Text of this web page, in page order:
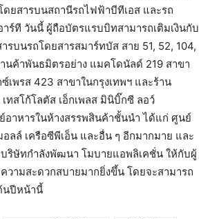
ยสารบนสถานีรถไฟฟ้าบีทีเอส และรถ
ร์ที วันนี้ ผู้ถือบัตรแรบบิทสามารถเติมเงินกับ
รบนรถโดยสารสมาร์ทบัส สาย 51, 52, 104,
านค้าพันธมิตรอย่าง แมคโดนัลด์ 219 สาขา
ซ์เพรส 423 สาขาในกรุงเทพฯ และร้าน
ทสโก้โลตัส เอ็กเพลส มินิบิ๊กซี ลอว์
อาหารในห้างสรรพสินค้าชั้นนำ ได้แก่ ศูนย์
อลล์ เครือซีพีเอ็น และอื่น ๆ อีกมากมาย และ
ริษัทกำลังพัฒนา โมบายแอพลิเคชั่น ให้กับผู้
วามสะดวกสบายมากยิ่งขึ้น โดยจะสามารถ
นปีหน้านี้